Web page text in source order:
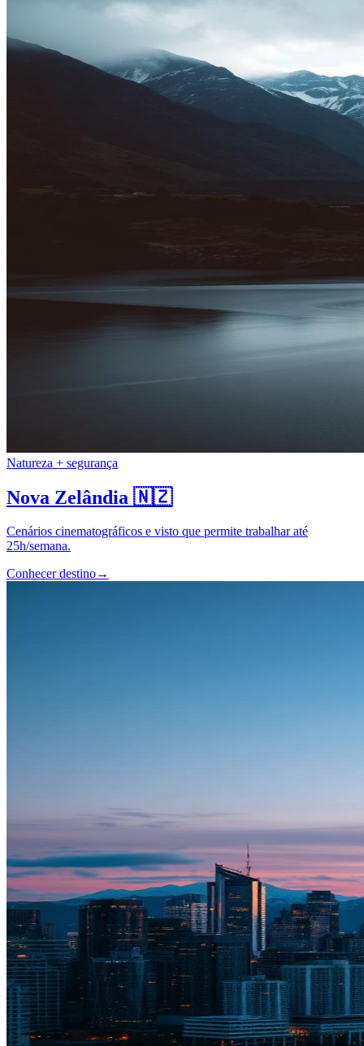
Natureza + segurança
Nova Zelândia 🇳🇿
Cenários cinematográficos e visto que permite trabalhar até
25h/semana.
Conhecer destino→